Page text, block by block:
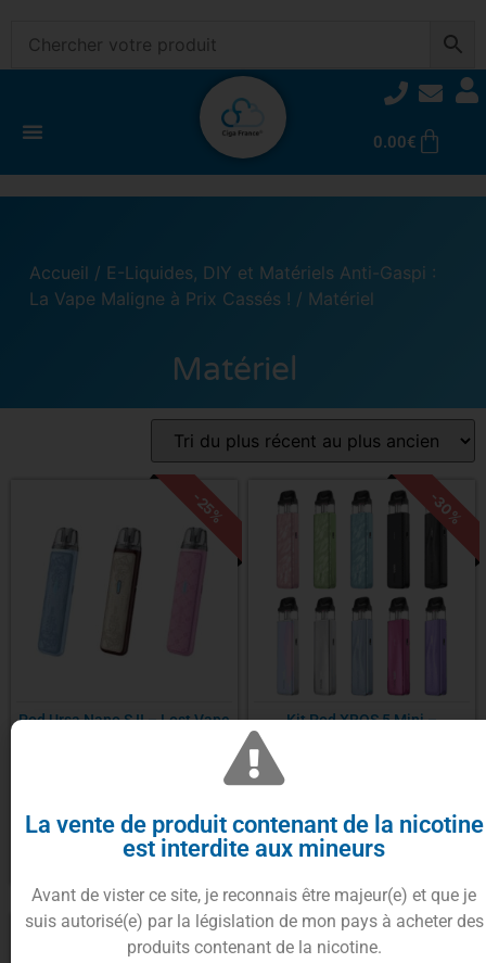
0.00€
Accueil / E-Liquides, DIY et Matériels Anti-Gaspi :
La Vape Maligne à Prix Cassés ! / Matériel
Matériel
-25%
Pod Ursa Nano S II – Lost Vape
-30%
Kit Pod XROS 5 Mini –
-61%
La vente de produit contenant de la nicotine
est interdite aux mineurs
Avant de vister ce site, je reconnais être majeur(e) et que je
suis autorisé(e) par la législation de mon pays à acheter des
produits contenant de la nicotine.